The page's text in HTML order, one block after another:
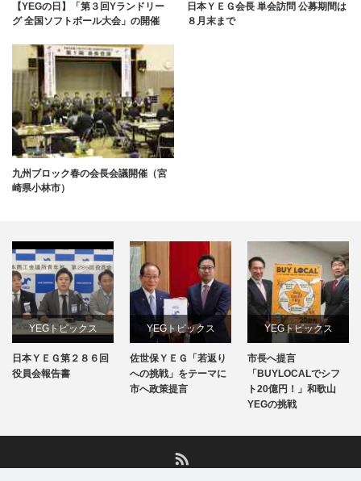
【YEGの日】「第３回Yランドリー
グ 全国ソフトボール大会」の開催
日本ＹＥＧ会長 単会訪問 公募期間は
８月末まで
九州ブロック春の会長会議開催（宮
崎県小林市）
YEGトピックス
日本YEG事業
日本ＹＥＧ第２８６回
役員会報告書
YEGトピックス
メディア掲載情報
佐世保ＹＥＧ「若返り
への挑戦」をテーマに
市へ政策提言
YEGトピックス
メディア掲載情報
地域のYEG情報
市長へ提言
「BUYLOCALでシフ
ト20億円！」和歌山
YEGの挑戦